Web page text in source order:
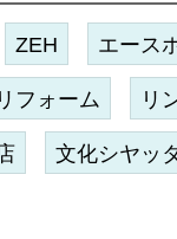
ZEH エース
リフォーム リ
文化シヤッ